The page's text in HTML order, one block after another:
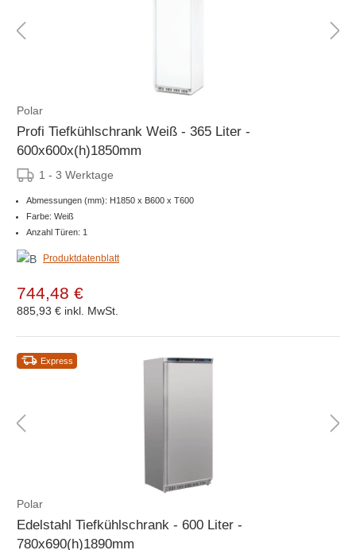
Polar
Profi Tiefkühlschrank Weiß - 365 Liter -
600x600x(h)1850mm
1 - 3 Werktage
Abmessungen (mm): H1850 x B600 x T600
Farbe: Weiß
Anzahl Türen: 1
Produktdatenblatt
744,48 €
885,93 € inkl. MwSt.
Express
Polar
Edelstahl Tiefkühlschrank - 600 Liter -
780x690(h)1890mm